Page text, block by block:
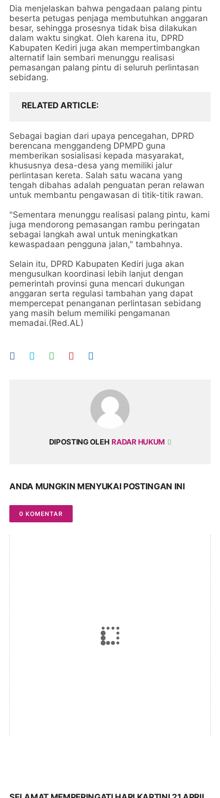
Dia menjelaskan bahwa pengadaan palang pintu
beserta petugas penjaga membutuhkan anggaran
besar, sehingga prosesnya tidak bisa dilakukan
dalam waktu singkat. Oleh karena itu, DPRD
Kabupaten Kediri juga akan mempertimbangkan
alternatif lain sembari menunggu realisasi
pemasangan palang pintu di seluruh perlintasan
sebidang.
RELATED ARTICLE
Sebagai bagian dari upaya pencegahan, DPRD
berencana menggandeng DPMPD guna
memberikan sosialisasi kepada masyarakat,
khususnya desa-desa yang memiliki jalur
perlintasan kereta. Salah satu wacana yang
tengah dibahas adalah penguatan peran relawan
untuk membantu pengawasan di titik-titik rawan.
"Sementara menunggu realisasi palang pintu, kami
juga mendorong pemasangan rambu peringatan
sebagai langkah awal untuk meningkatkan
kewaspadaan pengguna jalan," tambahnya.
Selain itu, DPRD Kabupaten Kediri juga akan
mengusulkan koordinasi lebih lanjut dengan
pemerintah provinsi guna mencari dukungan
anggaran serta regulasi tambahan yang dapat
mempercepat penanganan perlintasan sebidang
yang masih belum memiliki pengamanan
memadai.(Red.AL)
DIPOSTING OLEH RADAR HUKUM
ANDA MUNGKIN MENYUKAI POSTINGAN INI
0 KOMENTAR